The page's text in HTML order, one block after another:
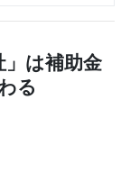
は補助金
る